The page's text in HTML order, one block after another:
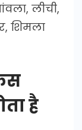
लीची,
शिमला
है